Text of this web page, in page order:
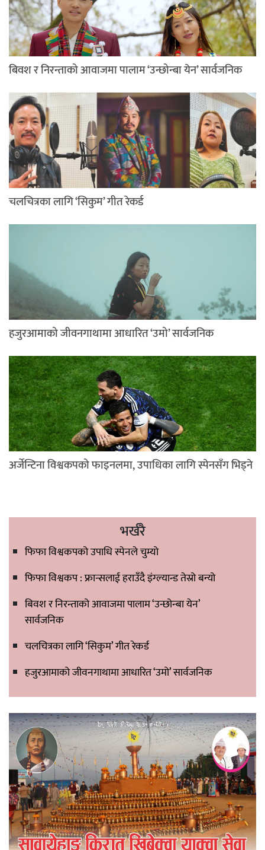
बिवश र निरन्ताको आवाजमा पालाम ‘उन्छोन्बा येन’ सार्वजनिक
चलचित्रका लागि ‘सिकुम’ गीत रेकर्ड
हजुरआमाको जीवनगाथामा आधारित ‘उमो’ सार्वजनिक
अर्जेन्टिना विश्वकपको फाइनलमा, उपाधिका लागि स्पेनसँग भिड्ने
भर्खरै
फिफा विश्वकपको उपाधि स्पेनले चुम्यो
फिफा विश्वकप : फ्रान्सलाई हराउँदै इंग्ल्यान्ड तेस्रो बन्यो
बिवश र निरन्ताको आवाजमा पालाम ‘उन्छोन्बा येन’
सार्वजनिक
चलचित्रका लागि ‘सिकुम’ गीत रेकर्ड
हजुरआमाको जीवनगाथामा आधारित ‘उमो’ सार्वजनिक